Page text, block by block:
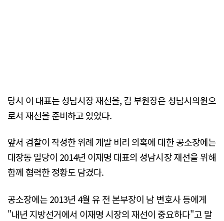
당시 이 대표는 성남시장 재선을, 김 부원장은 성남시의원으
로서 재선을 준비하고 있었다.
앞서 검찰이 작성한 위례 개발 비리 의혹에 대한 공소장에는
대장동 일당이 2014년 이재명 대표의 성남시장 재선을 위해
함께 협력한 정황도 담겼다.
공소장에는 2013년 4월 유 전 본부장이 남 변호사 등에게
"내년 지방선거에서 이재명 시장의 재선이 중요하다"고 말